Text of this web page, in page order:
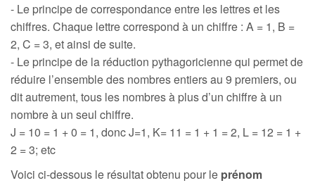
- Le principe de correspondance entre les lettres et les
chiffres. Chaque lettre correspond à un chiffre : A = 1, B =
2, C = 3, et ainsi de suite.
- Le principe de la réduction pythagoricienne qui permet de
réduire l’ensemble des nombres entiers au 9 premiers, ou
dit autrement, tous les nombres à plus d’un chiffre à un
nombre à un seul chiffre.
J = 10 = 1 + 0 = 1, donc J=1, K= 11 = 1 + 1 = 2, L = 12 = 1 +
2 = 3; etc
Voici ci-dessous le résultat obtenu pour le prénom